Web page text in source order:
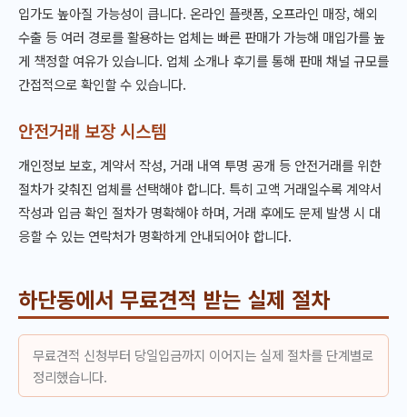
입가도 높아질 가능성이 큽니다. 온라인 플랫폼, 오프라인 매장, 해외
수출 등 여러 경로를 활용하는 업체는 빠른 판매가 가능해 매입가를 높
게 책정할 여유가 있습니다. 업체 소개나 후기를 통해 판매 채널 규모를
간접적으로 확인할 수 있습니다.
안전거래 보장 시스템
개인정보 보호, 계약서 작성, 거래 내역 투명 공개 등 안전거래를 위한
절차가 갖춰진 업체를 선택해야 합니다. 특히 고액 거래일수록 계약서
작성과 입금 확인 절차가 명확해야 하며, 거래 후에도 문제 발생 시 대
응할 수 있는 연락처가 명확하게 안내되어야 합니다.
하단동에서 무료견적 받는 실제 절차
무료견적 신청부터 당일입금까지 이어지는 실제 절차를 단계별로
정리했습니다.